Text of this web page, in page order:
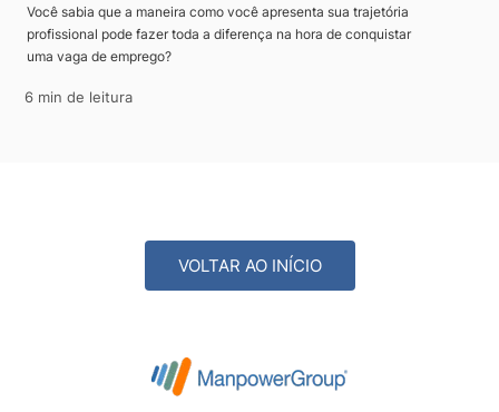
Você sabia que a maneira como você apresenta sua trajetória
profissional pode fazer toda a diferença na hora de conquistar
uma vaga de emprego?
6 min de leitura
VOLTAR AO INÍCIO